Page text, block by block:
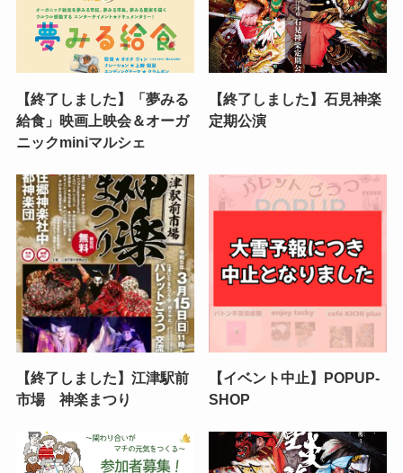
【終了しました】「夢みる
給食」映画上映会＆オーガ
ニックminiマルシェ
【終了しました】石見神楽
定期公演
【終了しました】江津駅前
市場 神楽まつり
【イベント中止】POPUP-
SHOP